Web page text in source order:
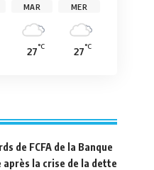
MAR
27°C
MER
27°C
de FCFA de la Banque
après la crise de la dette